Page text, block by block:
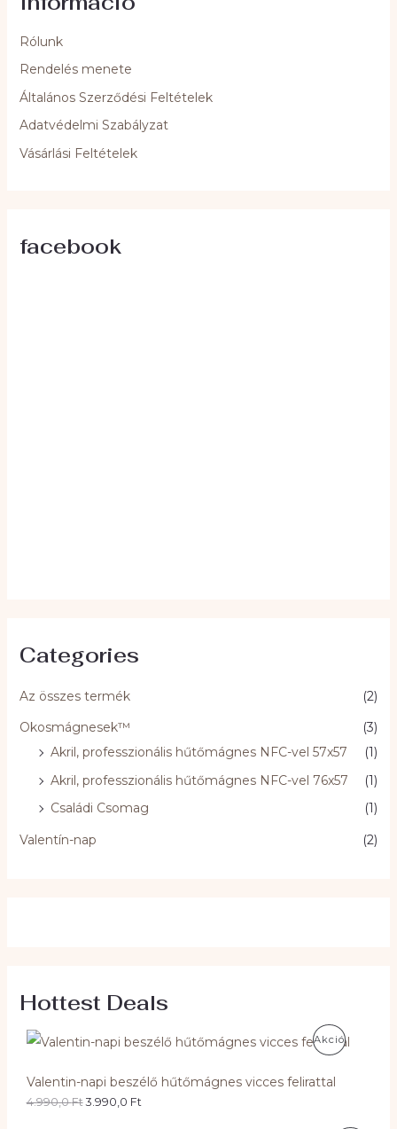
Rólunk
Rendelés menete
Általános Szerződési Feltételek
Adatvédelmi Szabályzat
Vásárlási Feltételek
facebook
Categories
Az összes termék
(2)
Okosmágnesek™
(3)
Akril, professzionális hűtőmágnes NFC-vel 57x57
(1)
Akril, professzionális hűtőmágnes NFC-vel 76x57
(1)
Családi Csomag
(1)
Valentín-nap
(2)
Hottest Deals
AkcióA
I
Valentin-napi beszélő hűtőmágnes vicces felirattal
4.990,0Ft 3.990,0 Ft